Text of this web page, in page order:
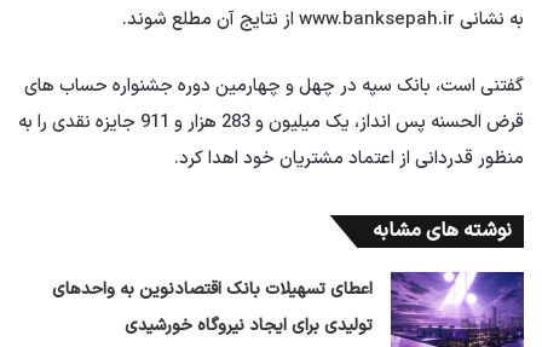
به نشانی www.banksepah.ir از نتایج آن مطلع شوند.
گفتنی است، بانک سپه در چهل و چهارمین دوره جشنواره حساب های
قرض الحسنه پس انداز، یک میلیون و 283 هزار و 911 جایزه نقدی را به
منظور قدردانی از اعتماد مشتریان خود اهدا کرد.
نوشته های مشابه
اعطای تسهیلات بانک اقتصادنوین به واحدهای
تولیدی برای ایجاد نیروگاه خورشیدی